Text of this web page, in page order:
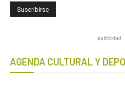
publicidad
AGENDA CULTURAL Y